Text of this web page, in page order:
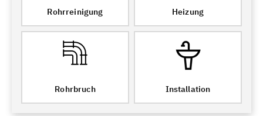
Rohrreinigung Heizung
Rohrbruch Installation